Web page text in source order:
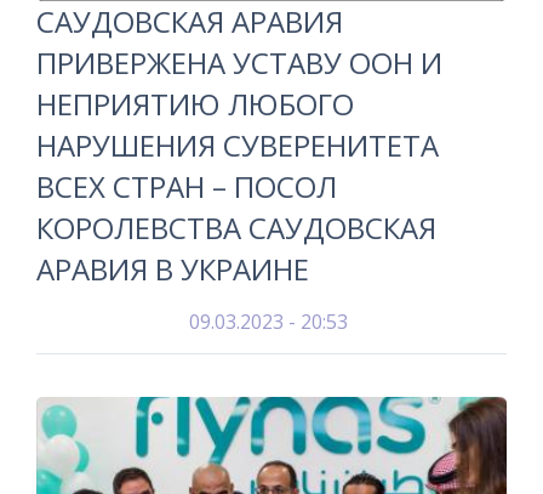
САУДОВСКАЯ АРАВИЯ
ПРИВЕРЖЕНА УСТАВУ ООН И
НЕПРИЯТИЮ ЛЮБОГО
НАРУШЕНИЯ СУВЕРЕНИТЕТА
ВСЕХ СТРАН – ПОСОЛ
КОРОЛЕВСТВА САУДОВСКАЯ
АРАВИЯ В УКРАИНЕ
09.03.2023 - 20:53